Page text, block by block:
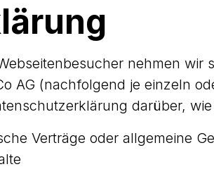
nehmen
AG (nachfolgend je einzeln
darüber,
Verträge oder allgemeine